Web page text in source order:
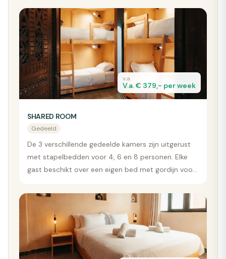
v.a.
V.a. € 379,- per week
SHARED ROOM
Gedeeld
De 3 verschillende gedeelde kamers zijn uitgerust
met stapelbedden voor 4, 6 en 8 personen. Elke
gast beschikt over een eigen bed met gordijn voor
leeslampje. Een perfecte keuze voor soloreizigers
en een geweldige manier om nieuwe vrienden te